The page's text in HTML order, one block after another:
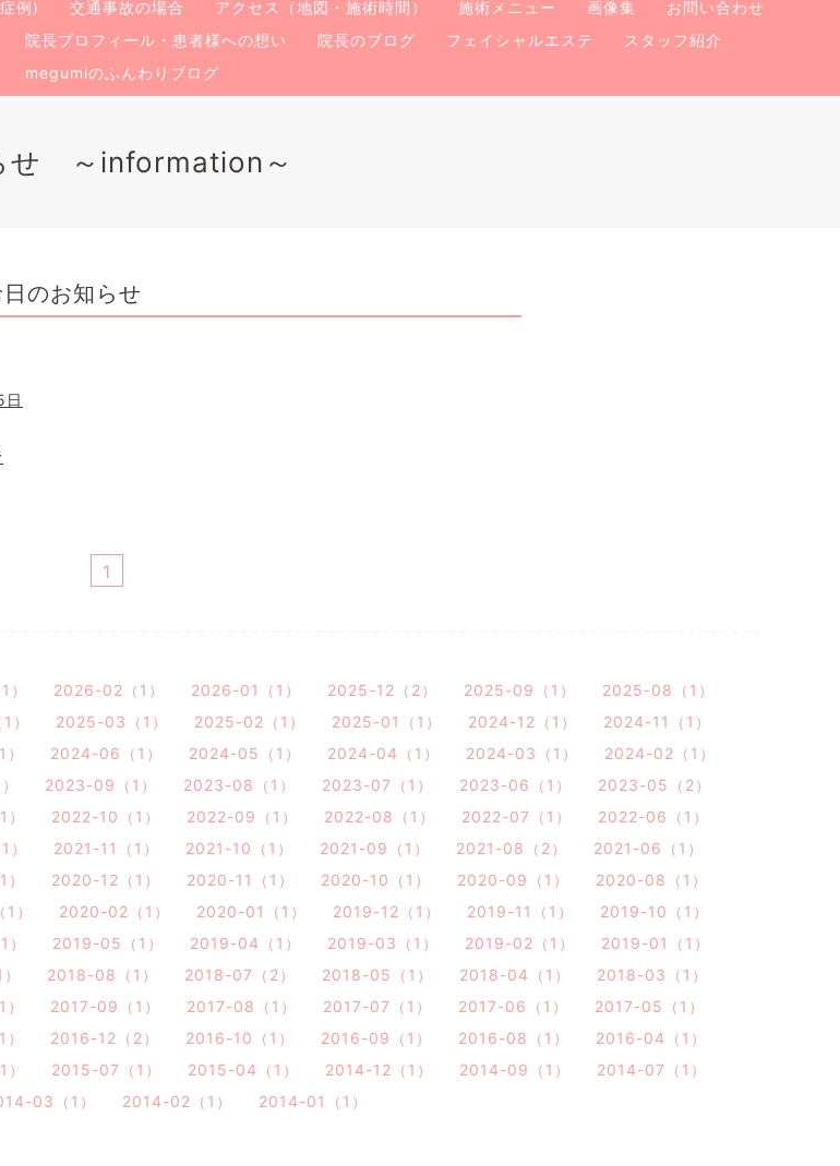
例) 交通事故の場合 アクセス（地図・施術時間） 施術メニュー 画像集
お問い合わせ
院長プロフィール・患者様への想い 院長のブログ フェイシャルエステ
スタッフ紹介
megumiのふんわりブログ
せ ～information～
のお知らせ
日
1
2026-02（1） 2026-01（1） 2025-12（2） 2025-09（1）
2025-08（1）
） 2025-03（1） 2025-02（1） 2025-01（1） 2024-12（1）
2024-11（1）
2024-06（1） 2024-05（1） 2024-04（1） 2024-03（1）
2024-02（1）
2023-09（1） 2023-08（1） 2023-07（1） 2023-06（1）
2023-05（2）
2022-10（1） 2022-09（1） 2022-08（1） 2022-07（1）
2022-06（1）
2021-11（1） 2021-10（1） 2021-09（1） 2021-08（2）
2021-06（1）
2020-12（1） 2020-11（1） 2020-10（1） 2020-09（1）
2020-08（1）
） 2020-02（1） 2020-01（1） 2019-12（1） 2019-11（1）
2019-10（1）
2019-05（1） 2019-04（1） 2019-03（1） 2019-02（1）
2019-01（1）
2018-08（1） 2018-07（2） 2018-05（1） 2018-04（1）
2018-03（1）
2017-09（1） 2017-08（1） 2017-07（1） 2017-06（1）
2017-05（1）
2016-12（2） 2016-10（1） 2016-09（1） 2016-08（1）
2016-04（1）
2015-07（1） 2015-04（1） 2014-12（1） 2014-09（1）
2014-07（1）
03（1） 2014-02（1） 2014-01（1）